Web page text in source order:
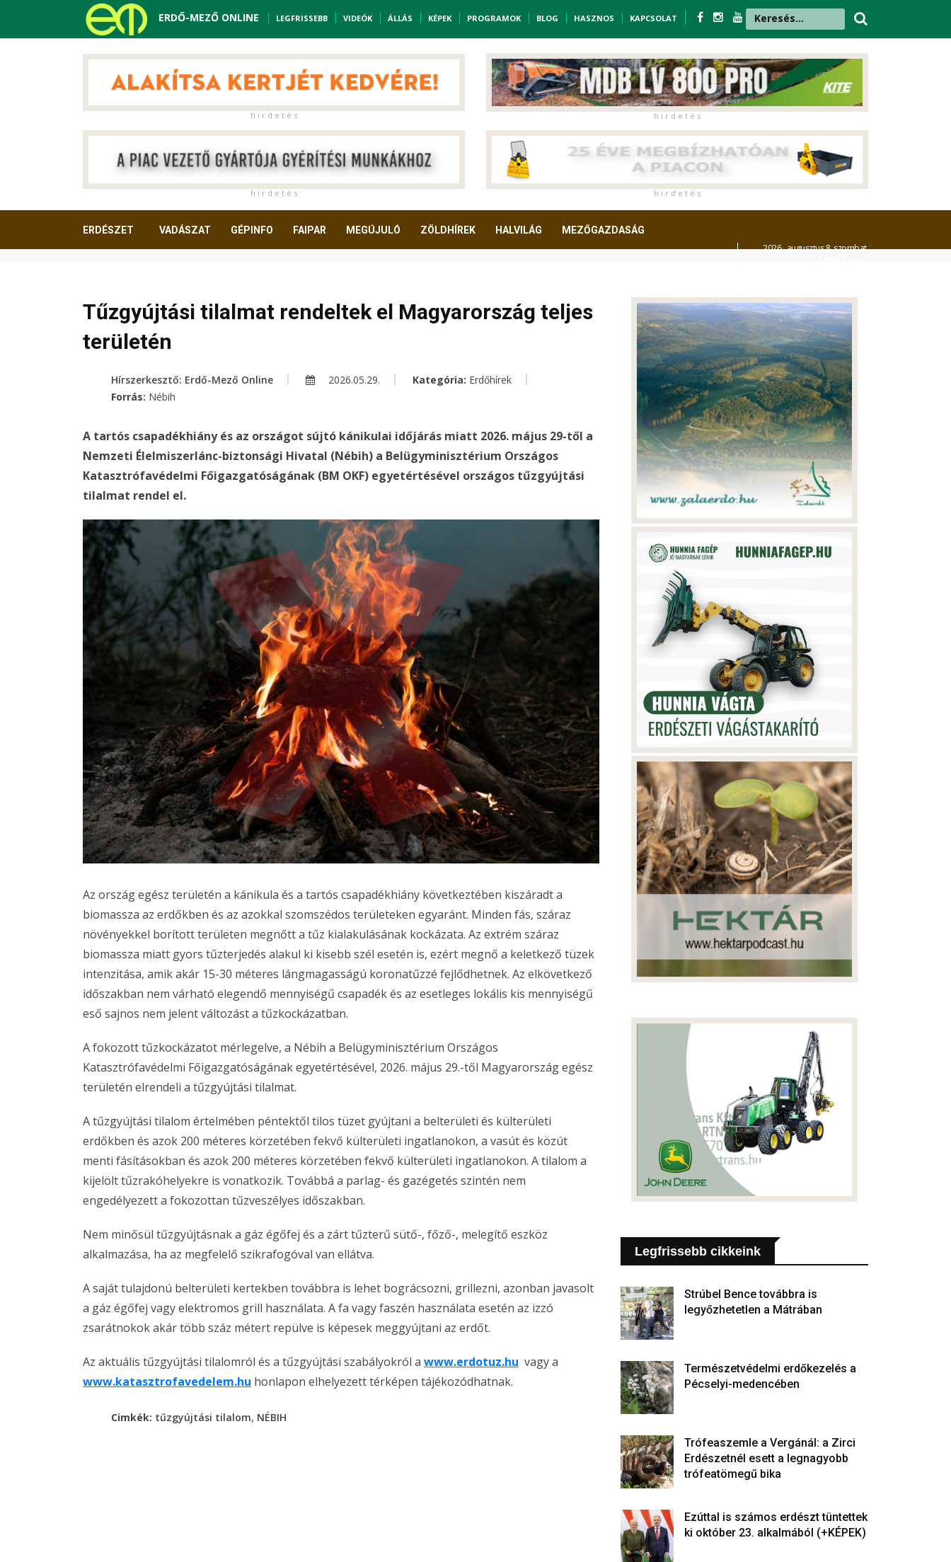
ERDŐ-MEZŐ ONLINE LEGFRISSEBB VIDEÓK ÁLLÁS KÉPEK PROGRAMOK BLOG HASZNOS KAPCSOLAT
h i r d e t é s h i r d e t é s
h i r d e t é s h i r d e t é s
ERDÉSZET VADÁSZAT GÉPINFO FAIPAR MEGÚJULÓ ZÖLDHÍREK HALVILÁG MEZŐGAZDASÁG
2026. augusztus 8. szombat,
Tűzgyújtási tilalmat rendeltek el Magyarország teljes
területén
Hírszerkesztő: Erdő-Mező Online 2026.05.29. Kategória: Erdőhírek
Forrás: Nébih
A tartós csapadékhiány és az országot sújtó kánikulai időjárás miatt 2026. május 29-től a
Nemzeti Élelmiszerlánc-biztonsági Hivatal (Nébih) a Belügyminisztérium Országos
Katasztrófavédelmi Főigazgatóságának (BM OKF) egyetértésével országos tűzgyújtási
tilalmat rendel el.
Az ország egész területén a kánikula és a tartós csapadékhiány következtében kiszáradt a
biomassza az erdőkben és az azokkal szomszédos területeken egyaránt. Minden fás, száraz
növényekkel borított területen megnőtt a tűz kialakulásának kockázata. Az extrém száraz
biomassza miatt gyors tűzterjedés alakul ki kisebb szél esetén is, ezért megnő a keletkező tüzek
intenzitása, amik akár 15-30 méteres lángmagasságú koronatűzzé fejlődhetnek. Az elkövetkező
időszakban nem várható elegendő mennyiségű csapadék és az esetleges lokális kis mennyiségű
eső sajnos nem jelent változást a tűzkockázatban.
A fokozott tűzkockázatot mérlegelve, a Nébih a Belügyminisztérium Országos
Katasztrófavédelmi Főigazgatóságának egyetértésével, 2026. május 29.-től Magyarország egész
területén elrendeli a tűzgyújtási tilalmat.
A tűzgyújtási tilalom értelmében péntektől tilos tüzet gyújtani a belterületi és külterületi
erdőkben és azok 200 méteres körzetében fekvő külterületi ingatlanokon, a vasút és közút
menti fásításokban és azok 200 méteres körzetében fekvő külterületi ingatlanokon. A tilalom a
kijelölt tűzrakóhelyekre is vonatkozik. Továbbá a parlag- és gazégetés szintén nem
engedélyezett a fokozottan tűzveszélyes időszakban.
Nem minősül tűzgyújtásnak a gáz égőfej és a zárt tűzterű sütő-, főző-, melegítő eszköz
alkalmazása, ha az megfelelő szikrafogóval van ellátva.
A saját tulajdonú belterületi kertekben továbbra is lehet bográcsozni, grillezni, azonban javasolt
a gáz égőfej vagy elektromos grill használata. A fa vagy faszén használata esetén az izzó
zsarátnokok akár több száz métert repülve is képesek meggyújtani az erdőt.
Az aktuális tűzgyújtási tilalomról és a tűzgyújtási szabályokról a www.erdotuz.hu vagy a
www.katasztrofavedelem.hu honlapon elhelyezett térképen tájékozódhatnak.
Cimkék: tűzgyújtási tilalom, NÉBIH
Legfrissebb cikkeink
Strúbel Bence továbbra is
legyőzhetetlen a Mátrában
Természetvédelmi erdőkezelés a
Pécselyi-medencében
Trófeaszemle a Vergánál: a Zirci
Erdészetnél esett a legnagyobb
trófeatömegű bika
Ezúttal is számos erdészt tüntettek
ki október 23. alkalmából (+KÉPEK)